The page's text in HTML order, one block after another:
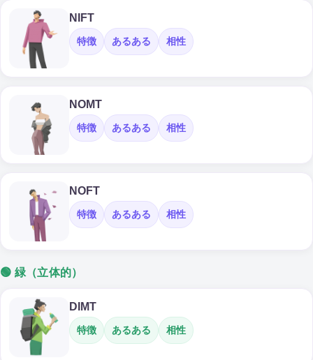
NIFT
特徴 あるある 相性
NOMT
特徴 あるある 相性
NOFT
特徴 あるある 相性
🟢 緑（立体的）
DIMT
特徴 あるある 相性